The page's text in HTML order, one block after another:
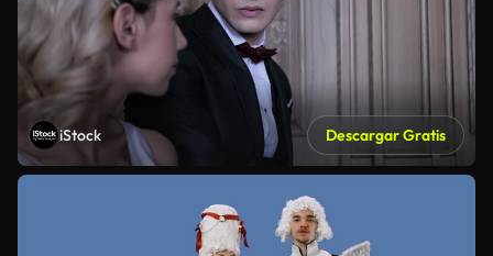
iStock Descargar Gratis